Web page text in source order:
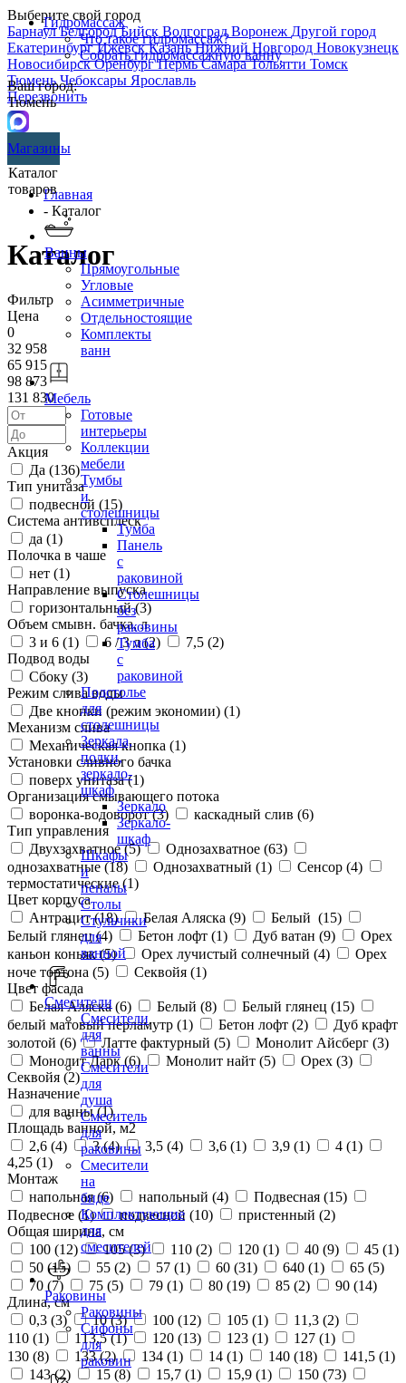
Выберите свой город
БарнаулБелгородБийск ВолгоградВоронеж Другой город
ЕкатеринбургИжевскКазаньНижний Новгород Новокузнецк
НовосибирскОренбургПермьСамараТольятти Томск
ТюменьЧебоксары Ярославль
Перезвонить
Гидромассаж
Что такое гидромассаж?
Собрать гидромассажную ванну
Ваш город:
Тюмень
Магазины
Каталог
товаров
Ванны
Прямоугольные
Угловые
Асимметричные
Отдельностоящие
Комплекты
ванн
Мебель
Готовые
интерьеры
Коллекции
мебели
Тумбы
и
столешницы
Тумба
Панель
с
раковиной
Столешницы
без
раковины
Тумба
с
раковиной
Подстолье
для
столешницы
Зеркала,
полки,
зеркало-
шкаф
Зеркало
Зеркало-
шкаф
Шкафы
и
пеналы
Столы
Стульчики
для
ванной
Смесители
Смесители
для
ванны
Смесители
для
душа
Смеситель
для
раковины
Смесители
на
биде
Комплектующие
для
смесителей
Раковины
Раковины
Сифоны
для
раковин
Главная
- Каталог
Каталог
Фильтр
Цена
0
32 958
65 915
98 873
131 830
Акция
Да (136)
Тип унитаза
подвесной (15)
Система антивсплеск
да (1)
Полочка в чаше
нет (1)
Направление выпуска
горизонтальный (3)
Объем смывн. бачка, л
3 и 6 (1) 6 / 3 л (2) 7,5 (2)
Подвод воды
Сбоку (3)
Режим слива воды
Две кнопки (режим экономии) (1)
Механизм слива
Механическая кнопка (1)
Установки сливного бачка
поверх унитаза (1)
Организация смывающего потока
воронка-водоворот (3) каскадный слив (6)
Тип управления
Двухзахватное (5) Однозахватное (63)
однозахватные (18) Однозахватный (1) Сенсор (4)
термостатические (1)
Цвет корпуса
Антрацит (18) Белая Аляска (9) Белый (15)
Белый глянец (4) Бетон лофт (1) Дуб ватан (9)
Орех
каньон коньяк (5) Орех лучистый солнечный (4)
Орех
ноче тортона (5) Секвойя (1)
Цвет фасада
Белая Аляска (6) Белый (8) Белый глянец (15)
белый матовый перламутр (1) Бетон лофт (2)
Дуб крафт
золотой (6) Латте фактурный (5) Монолит Айсберг (3)
Монолит Дарк (6) Монолит найт (5) Орех (3)
Секвойя (2)
Назначение
для ванны (1)
Площадь ванной, м2
2,6 (4) 3 (4) 3,5 (4) 3,6 (1) 3,9 (1) 4 (1)
4,25 (1)
Монтаж
напольная (6) напольный (4) Подвесная (15)
Подвесное (1) подвесной (10) пристенный (2)
Общая ширина, см
100 (12) 105 (3) 110 (2) 120 (1) 40 (9) 45 (1)
50 (15) 55 (2) 57 (1) 60 (31) 640 (1) 65 (5)
70 (7) 75 (5) 79 (1) 80 (19) 85 (2) 90 (14)
Длина, см
0,3 (3) 10 (3) 100 (12) 105 (1) 11,3 (2)
110 (1) 113,5 (1) 120 (13) 123 (1) 127 (1)
130 (8) 133 (2) 134 (1) 14 (1) 140 (18) 141,5 (1)
143 (2) 15 (8) 15,7 (1) 15,9 (1) 150 (73)